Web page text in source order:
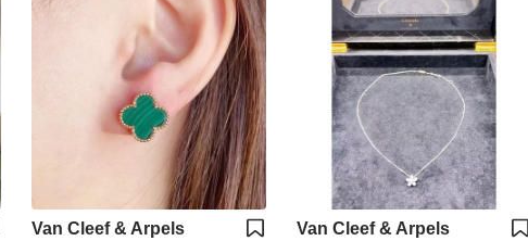
Van Cleef & Arpels Van Cleef & Arpels